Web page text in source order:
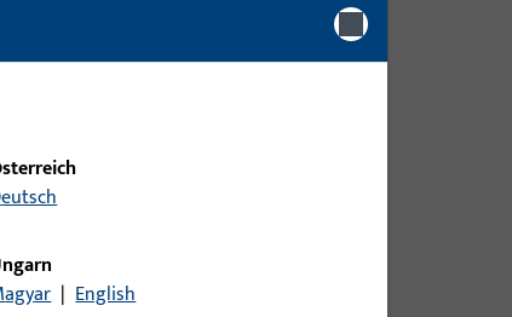
Österreich
Deutsch
Ungarn
Magyar | English